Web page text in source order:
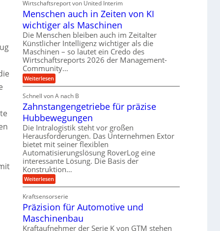
y
d
r
a
u
l
i
k
i
m
V
e
r
g
l
e
i
c
h
a
n
g
l
e
b
i
g
e
u
g
e
l
g
e
w
i
n
d
e
r
r
o
e
s
s
t
e
i
g
e
r
t
m
s
a
t
z
u
n
d
A
u
f
Wirtschaftsreport von United Interim
Menschen auch in Zeiten von KI
wichtiger als Maschinen
Die Menschen bleiben auch im Zeitalter
Künstlicher Intelligenz wichtiger als die
Maschinen – so lautet ein Credo des
Wirtschaftsreports 2026 der Management-
Community…
Weiterlesen:
M
n
s
c
h
e
n
a
u
c
h
i
n
Z
e
i
e
v
o
Schnell von A nach B
Zahnstangengetriebe für präzise
Hubbewegungen
Die Intralogistik steht vor großen
Herausforderungen. Das Unternehmen Extor
bietet mit seiner flexiblen
Automatisierungslösung RoverLog eine
interessante Lösung. Die Basis der
Konstruktion…
Weiterlesen:
Z
h
n
s
t
a
Kraftsensorserie
Präzision für Automotive und
Maschinenbau
Kraftaufnehmer der Serie K von GTM stehen